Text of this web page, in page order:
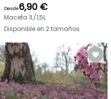
Desde6,90 €
Maceta 1L/1,5L
Disponible en 2 tamaños